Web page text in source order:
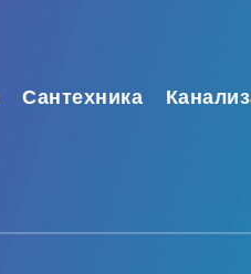
Сантехника